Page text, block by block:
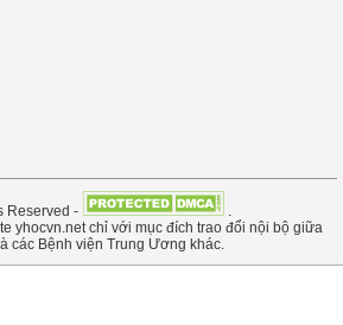
Reserved -
yhocvn.net chỉ với mục đích trao đổi nội bộ giữa
các Bệnh viện Trung Ương khác.